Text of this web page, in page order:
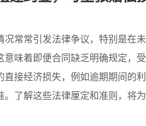
况常常引发法律争议，特别是在
意味着即便合同缺乏明确规定，
接经济损失，例如逾期期间的
了解这些法律厘定和准则，将